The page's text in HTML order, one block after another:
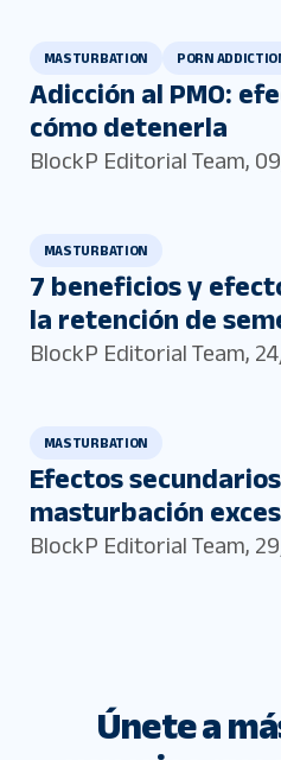
MASTURBATION PORN
Adicción al PMO:
cómo detenerla
BlockP Editorial Team,
MASTURBATION
7 beneficios y
la retención de
BlockP Editorial Team,
MASTURBATION
Efectos
masturbación
BlockP Editorial Team,
Únete a